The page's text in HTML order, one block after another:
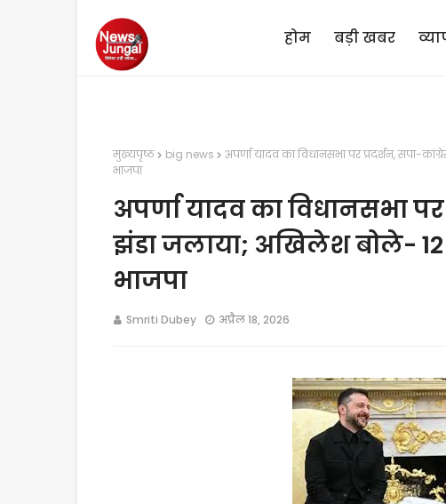
होम बड़ी खबर
मुख्यपृष्ठ big news
अपर्णा यादव का विधानसभा पर प्रदर्शन, सपा-
भाजपा
अपर्णा यादव का विधानसभा
झंडा जलाया; अखिलेश बोले-
भाजपा
Smriti Dubey अप्रैल 18, 2026